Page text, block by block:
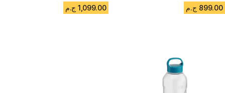
899.00 ج.م 1,099.00 ج.م